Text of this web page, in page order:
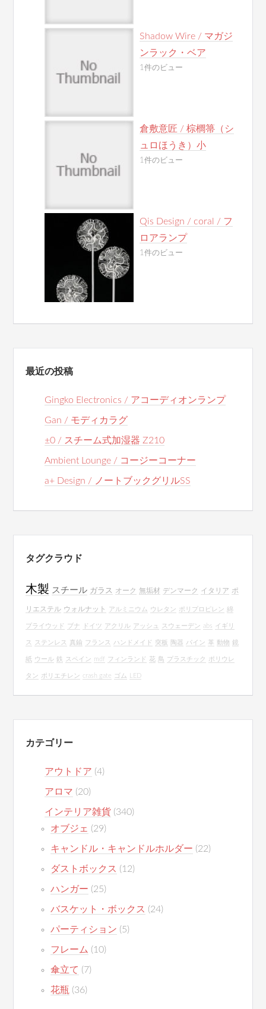
Shadow Wire / マガジ
ンラック・ベア
1件のビュー
倉敷意匠 / 棕櫚箒（シ
ュロほうき）小
1件のビュー
Qis Design / coral / フ
ロアランプ
1件のビュー
最近の投稿
Gingko Electronics / アコーディオンランプ
Gan / モディカラグ
±0 / スチーム式加湿器 Z210
Ambient Lounge / コージーコーナー
a+ Design / ノートブックグリルSS
タグクラウド
木製 スチール ガラス オーク 無垢材 デンマーク イタリア ポ
リエステル ウォルナット アルミニウム ウレタン ポリプロピレン 綿
プライウッド ブナ ドイツ アクリル アッシュ スウェーデン abs イギリ
ス ステンレス 真鍮 フランス ハンドメイド 突板 陶器 パイン 革 動物 鏡
紙 ウール 鉄 スペイン mdf フィンランド 花 鳥 プラスチック ポリウレ
タン ポリエチレン crash gate ゴム LED
カテゴリー
アウトドア (4)
アロマ (20)
インテリア雑貨 (340)
オブジェ (29)
キャンドル・キャンドルホルダー (22)
ダストボックス (12)
ハンガー (25)
バスケット・ボックス (24)
パーティション (5)
フレーム (10)
傘立て (7)
花瓶 (36)